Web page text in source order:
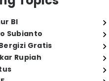
BI
Subianto
Gratis
Rupiah